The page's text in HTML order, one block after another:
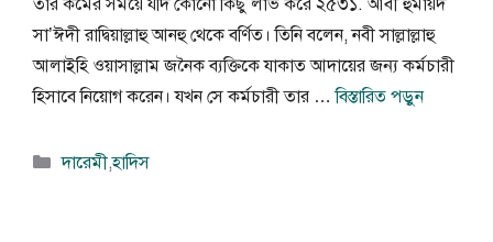
তার কর্মের সময়ে যদি কোনো কিছু লাভ করে ২৫৩১. আবী হুমায়দ
সা’ঈদী রাদ্বিয়াল্লাহু আনহু থেকে বর্ণিত। তিনি বলেন, নবী সাল্লাল্লাহু
আলাইহি ওয়াসাল্লাম জনৈক ব্যক্তিকে যাকাত আদায়ের জন্য কর্মচারী
হিসাবে নিয়োগ করেন। যখন সে কর্মচারী তার …বিস্তারিত পড়ুন
বিভাগ
দারেমী,হাদিস